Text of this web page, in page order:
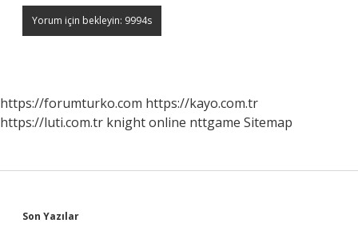
https://forumturko.com https://kayo.com.tr
https://luti.com.tr knight online nttgame Sitemap
Son Yazılar